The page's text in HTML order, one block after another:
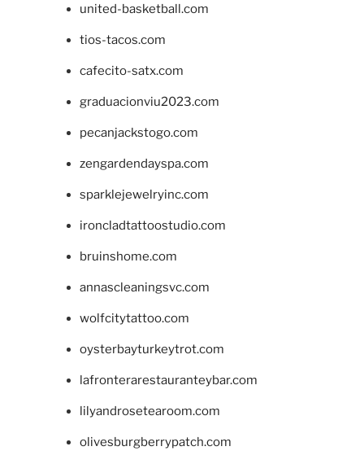
united-basketball.com
tios-tacos.com
cafecito-satx.com
graduacionviu2023.com
pecanjackstogo.com
zengardendayspa.com
sparklejewelryinc.com
ironcladtattoostudio.com
bruinshome.com
annascleaningsvc.com
wolfcitytattoo.com
oysterbayturkeytrot.com
lafronterarestauranteybar.com
lilyandrosetearoom.com
olivesburgberrypatch.com